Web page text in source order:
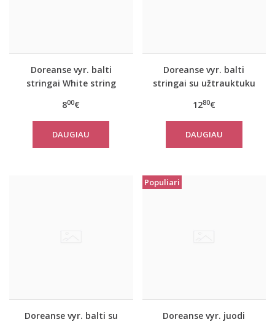
Doreanse vyr. balti
stringai White string
800€
DAUGIAU
Doreanse vyr. balti
stringai su užtrauktuku
1280€
DAUGIAU
Doreanse vyr. balti su
Populiari
Doreanse vyr. juodi